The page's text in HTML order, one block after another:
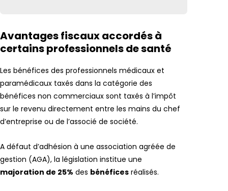
Avantages fiscaux accordés à
certains professionnels de santé
Les bénéfices des professionnels médicaux et
paramédicaux taxés dans la catégorie des
bénéfices non commerciaux sont taxés à l’impôt
sur le revenu directement entre les mains du chef
d’entreprise ou de l’associé de société.
A défaut d’adhésion à une association agréée de
gestion (AGA), la législation institue une
majoration de 25% des bénéfices réalisés.